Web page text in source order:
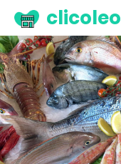
clicoleo